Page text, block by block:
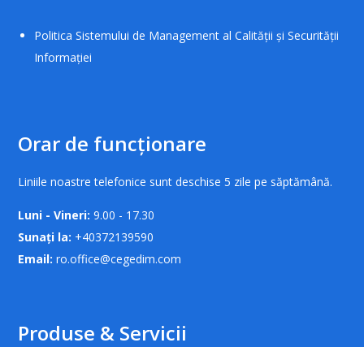
Politica Sistemului de Management al Calității și Securității
Informației
Orar de funcționare
Liniile noastre telefonice sunt deschise 5 zile pe săptămână.
Luni - Vineri: 9.00 - 17.30
Sunați la: +40372139590
Email: ro.office@cegedim.com
Produse & Servicii